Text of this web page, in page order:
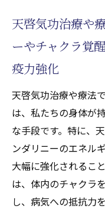
天啓気功治療や
ーやチャクラ覚
疫力強化
天啓気功治療や療法
は、私たちの身体が
な手段です。特に、
ンダリニーのエネル
大幅に強化されるこ
は、体内のチャクラ
し、病気への抵抗力